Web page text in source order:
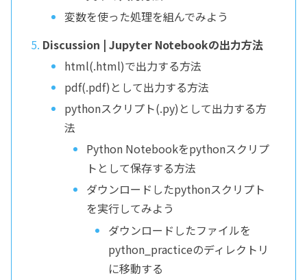
変数を使った処理を組んでみよう
Discussion | Jupyter Notebookの出力方法
html(.html)で出力する方法
pdf(.pdf)として出力する方法
pythonスクリプト(.py)として出力する方
法
Python Notebookをpythonスクリプ
トとして保存する方法
ダウンロードしたpythonスクリプト
を実行してみよう
ダウンロードしたファイルを
python_practiceのディレクトリ
に移動する